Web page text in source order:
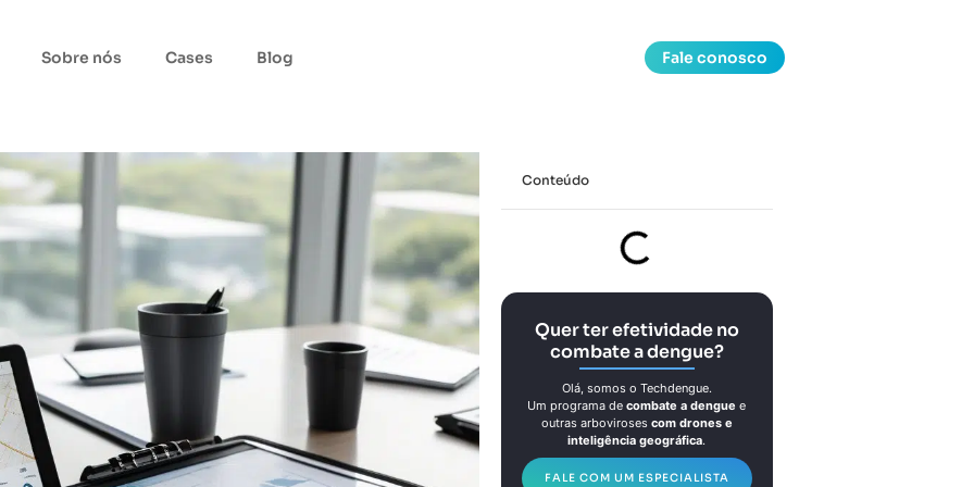
Sobre nós Cases Blog Fale conosco
Conteúdo
Quer ter efetividade no
combate a dengue?
Olá, somos o Techdengue.
Um programa decombate a dengue e
outras arboviroses com drones e
inteligência geográfica.
FALE COM UM ESPECIALISTA